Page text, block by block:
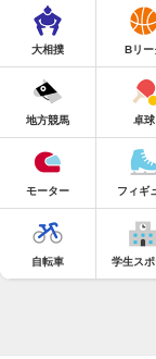
大相撲 Bリー
地方競馬 卓球
モーター フィギ
自転車 学生ス